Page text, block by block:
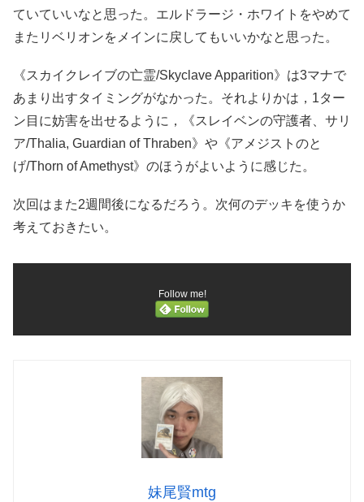
ていていいなと思った。エルドラージ・ホワイトをやめて
またリベリオンをメインに戻してもいいかなと思った。
《スカイクレイブの亡霊/Skyclave Apparition》は3マナで
あまり出すタイミングがなかった。それよりかは，1ター
ン目に妨害を出せるように，《スレイベンの守護者、サリ
ア/Thalia, Guardian of Thraben》や《アメジストのと
げ/Thorn of Amethyst》のほうがよいように感じた。
次回はまた2週間後になるだろう。次何のデッキを使うか
考えておきたい。
Follow me!
妹尾賢mtg